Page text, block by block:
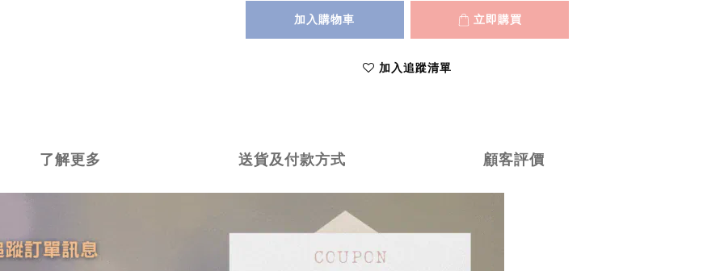
加入購物車 立即購買
加入追蹤清單
了解更多 送貨及付款方式 顧客評價